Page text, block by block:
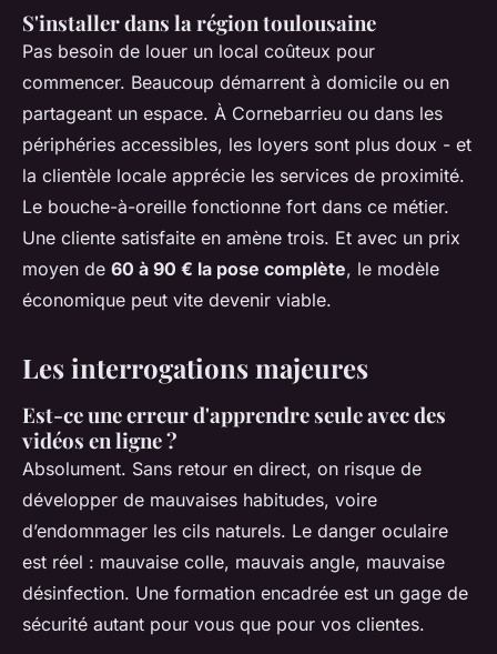
S'installer dans la région toulousaine
Pas besoin de louer un local coûteux pour
commencer. Beaucoup démarrent à domicile ou en
partageant un espace. À Cornebarrieu ou dans les
périphéries accessibles, les loyers sont plus doux - et
la clientèle locale apprécie les services de proximité.
Le bouche-à-oreille fonctionne fort dans ce métier.
Une cliente satisfaite en amène trois. Et avec un prix
moyen de 60 à 90 € la pose complète, le modèle
économique peut vite devenir viable.
Les interrogations majeures
Est-ce une erreur d'apprendre seule avec des
vidéos en ligne ?
Absolument. Sans retour en direct, on risque de
développer de mauvaises habitudes, voire
d’endommager les cils naturels. Le danger oculaire
est réel : mauvaise colle, mauvais angle, mauvaise
désinfection. Une formation encadrée est un gage de
sécurité autant pour vous que pour vos clientes.